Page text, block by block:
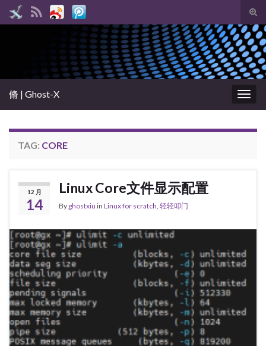
Search for:
脩 | Ghost-X
TAG: CORE
12 月
14
Linux Core文件显示配置
By ghostxiu in Linux for scratch, 轻轻叩门